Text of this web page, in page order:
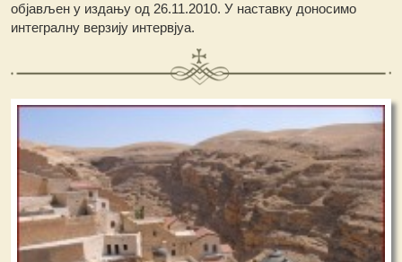
објављен у издању од 26.11.2010.У наставку доносимо
интегралну верзију интервјуа.